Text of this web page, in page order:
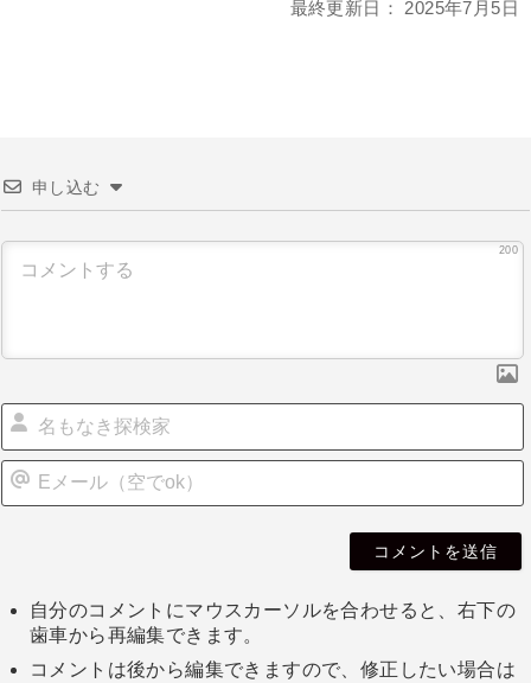
最終更新日： 2025年7月5日
申し込む
200
自分のコメントにマウスカーソルを合わせると、右下の
歯車から再編集できます。
コメントは後から編集できますので、修正したい場合は